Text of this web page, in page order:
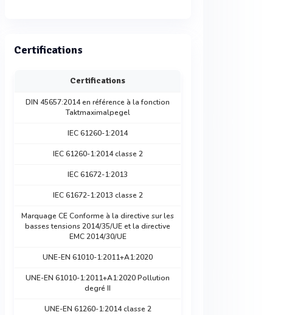
Certifications
Certifications
DIN 45657:2014 en référence à la fonction
Taktmaximalpegel
IEC 61260-1:2014
IEC 61260-1:2014 classe 2
IEC 61672-1:2013
IEC 61672-1:2013 classe 2
Marquage CE Conforme à la directive sur les
basses tensions 2014/35/UE et la directive
EMC 2014/30/UE
UNE-EN 61010-1:2011+A1:2020
UNE-EN 61010-1:2011+A1:2020 Pollution
degré II
UNE-EN 61260-1:2014 classe 2